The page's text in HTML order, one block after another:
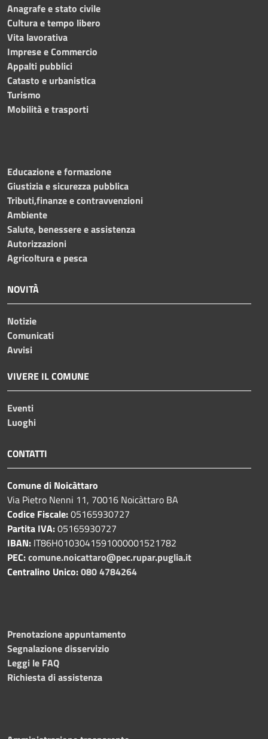
Anagrafe e stato civile
Cultura e tempo libero
Vita lavorativa
Imprese e Commercio
Appalti pubblici
Catasto e urbanistica
Turismo
Mobilità e trasporti
Educazione e formazione
Giustizia e sicurezza pubblica
Tributi,finanze e contravvenzioni
Ambiente
Salute, benessere e assistenza
Autorizzazioni
Agricoltura e pesca
NOVITÀ
Notizie
Comunicati
Avvisi
VIVERE IL COMUNE
Eventi
Luoghi
CONTATTI
Comune di Noicàttaro
Via Pietro Nenni 11, 70016 Noicàttaro BA
Codice Fiscale:05165930727
Partita IVA:05165930727
IBAN: IT86H0103041591000001521782
PEC:comune.noicattaro@pec.rupar.puglia.it
Centralino Unico:080 4784264
Prenotazione appuntamento
Segnalazione disservizio
Leggi le FAQ
Richiesta di assistenza